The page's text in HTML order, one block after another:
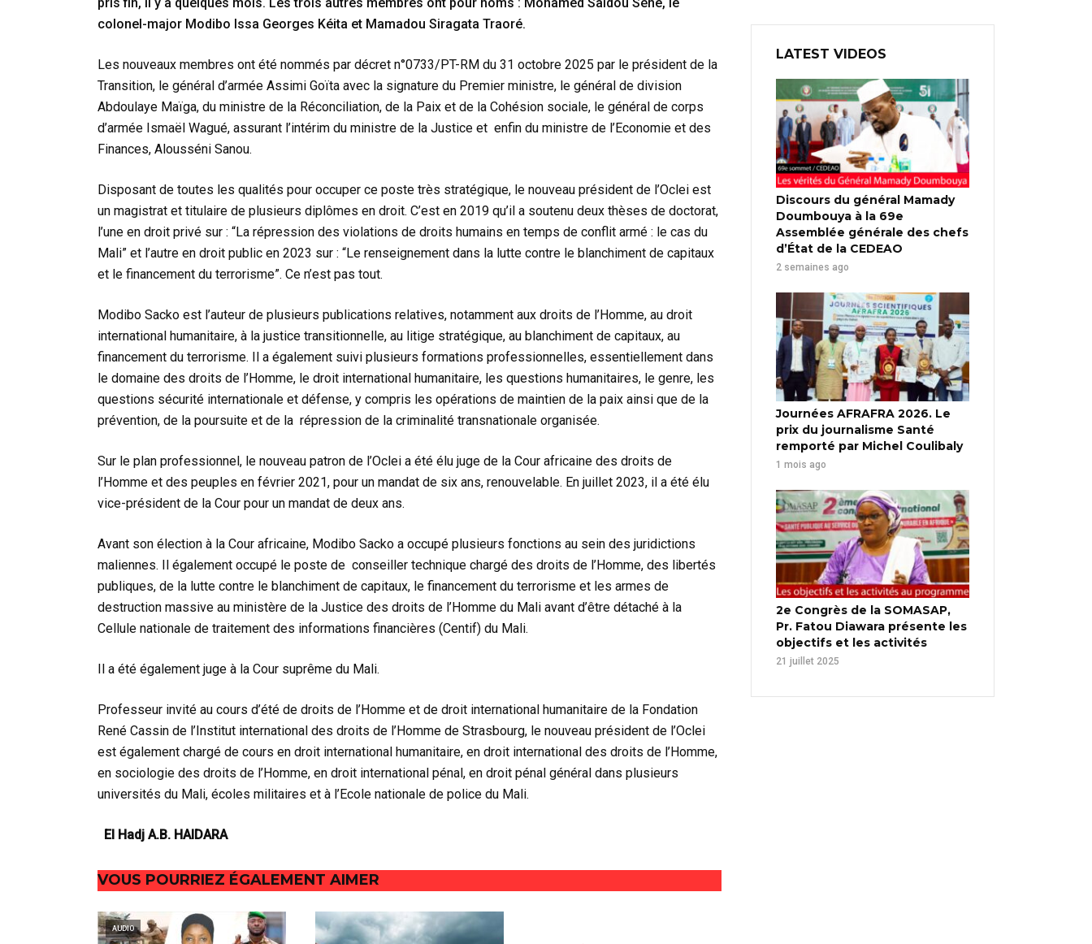
colonel-major Modibo Issa Georges Kéita et Mamadou Siragata Traoré.
Les nouveaux membres ont été nommés par décret n°0733/PT-RM du 31 octobre 2025 par le président de la
Transition, le général d’armée Assimi Goïta avec la signature du Premier ministre, le général de division
Abdoulaye Maïga, du ministre de la Réconciliation, de la Paix et de la Cohésion sociale, le général de corps
d’armée Ismaël Wagué, assurant l’intérim du ministre de la Justice et enfin du ministre de l’Economie et des
Finances, Alousséni Sanou.
Disposant de toutes les qualités pour occuper ce poste très stratégique, le nouveau président de l’Oclei est
un magistrat et titulaire de plusieurs diplômes en droit. C’est en 2019 qu’il a soutenu deux thèses de doctorat,
l’une en droit privé sur : “La répression des violations de droits humains en temps de conflit armé : le cas du
Mali” et l’autre en droit public en 2023 sur : “Le renseignement dans la lutte contre le blanchiment de capitaux
et le financement du terrorisme”. Ce n’est pas tout.
Modibo Sacko est l’auteur de plusieurs publications relatives, notamment aux droits de l’Homme, au droit
international humanitaire, à la justice transitionnelle, au litige stratégique, au blanchiment de capitaux, au
financement du terrorisme. Il a également suivi plusieurs formations professionnelles, essentiellement dans
le domaine des droits de l’Homme, le droit international humanitaire, les questions humanitaires, le genre, les
questions sécurité internationale et défense, y compris les opérations de maintien de la paix ainsi que de la
prévention, de la poursuite et de la répression de la criminalité transnationale organisée.
Sur le plan professionnel, le nouveau patron de l’Oclei a été élu juge de la Cour africaine des droits de
l’Homme et des peuples en février 2021, pour un mandat de six ans, renouvelable. En juillet 2023, il a été élu
vice-président de la Cour pour un mandat de deux ans.
Avant son élection à la Cour africaine, Modibo Sacko a occupé plusieurs fonctions au sein des juridictions
maliennes. Il également occupé le poste de conseiller technique chargé des droits de l’Homme, des libertés
publiques, de la lutte contre le blanchiment de capitaux, le financement du terrorisme et les armes de
destruction massive au ministère de la Justice des droits de l’Homme du Mali avant d’être détaché à la
Cellule nationale de traitement des informations financières (Centif) du Mali.
Il a été également juge à la Cour suprême du Mali.
Professeur invité au cours d’été de droits de l’Homme et de droit international humanitaire de la Fondation
René Cassin de l’Institut international des droits de l’Homme de Strasbourg, le nouveau président de l’Oclei
est également chargé de cours en droit international humanitaire, en droit international des droits de l’Homme,
en sociologie des droits de l’Homme, en droit international pénal, en droit pénal général dans plusieurs
universités du Mali, écoles militaires et à l’Ecole nationale de police du Mali.
El Hadj A.B. HAIDARA
VOUS POURRIEZ ÉGALEMENT AIMER
AUDIO
LATEST VIDEOS
Discours du général Mamady
Doumbouya à la 69e
Assemblée générale des chefs
d’État de la CEDEAO
2 semaines ago
Journées AFRAFRA 2026. Le
prix du journalisme Santé
remporté par Michel Coulibaly
1 mois ago
2e Congrès de la SOMASAP,
Pr. Fatou Diawara présente les
objectifs et les activités
21 juillet 2025